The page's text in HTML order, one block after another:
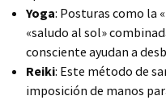
Yoga: Posturas como la
«saludo al sol»
consciente ayudan a
Reiki: Este método de
imposición de manos